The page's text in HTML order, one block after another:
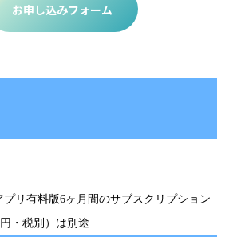
お申し込みフォーム
プリ有料版6ヶ月間のサブスクリプション
・税別）は別途